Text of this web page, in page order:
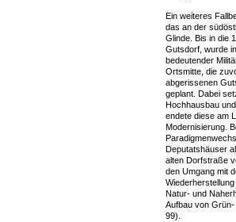
Ein weiteres
das an der
Glinde. Bis in die
Gutsdorf, wurde
bedeutender
Ortsmitte, die
abgerissenen
geplant. Dabei
Hochhausbau
endete diese am
Modernisierung.
Deputatshäuser
alten Dorfstraße
den Umgang mit
Natur- und
Aufbau von
99).